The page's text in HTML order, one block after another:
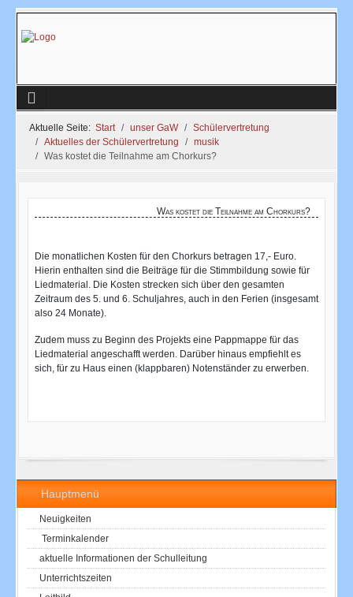
Aktuelle Seite: Start unser GaW
Schülervertretung
Aktuelles der Schülervertretung
musik
Was kostet die Teilnahme am Chorkurs?
Hauptmenü
Neuigkeiten
Terminkalender
aktuelle Informationen der Schulleitung
Unterrichtszeiten
Was kostet die Teilnahme am Chorkurs?
Die monatlichen Kosten für den Chorkurs betragen 17,- Euro.
Hierin enthalten sind die Beiträge für die Stimmbildung sowie für
Liedmaterial. Die Kosten strecken sich über den gesamten
Zeitraum des 5. und 6. Schuljahres, auch in den Ferien (insgesamt
also 24 Monate).
Zudem muss zu Beginn des Projekts eine Pappmappe für das
Liedmaterial angeschafft werden. Darüber hinaus empfiehlt es
sich, für zu Haus einen (klappbaren) Notenständer zu erwerben.